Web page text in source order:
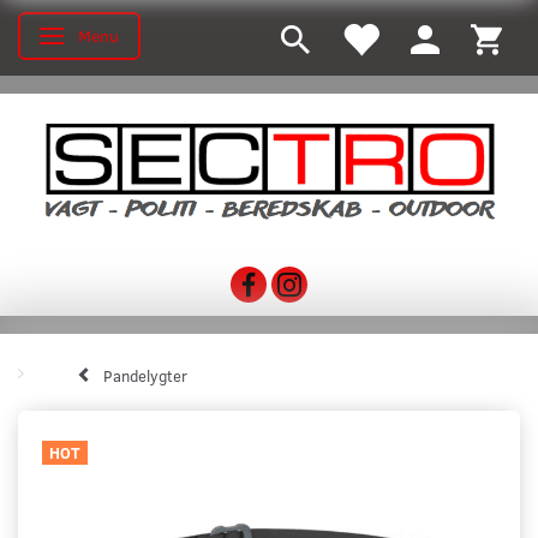
Toggle navigation
Menu
Pandelygter
HOT